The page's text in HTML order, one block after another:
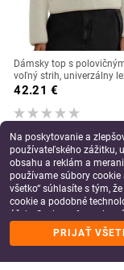
Dámsky top s
voľný strih, univerzálny
vrchný diel, jeseň 2024
42.21 €
Na poskytovanie a
používateľského zážitku,
obsahu a reklám a
používame súbory
všetko“ súhlasíte s tým,
cookie a podobné
účely. Svoje preferencie
„SpravovaťPRIJAŤ